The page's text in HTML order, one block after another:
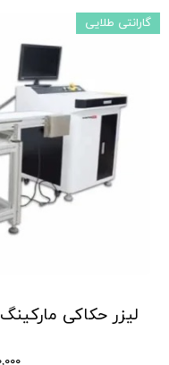
لیزر حکاکی
گارانتی طلایی